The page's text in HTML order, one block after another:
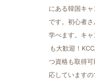
にある韓国キャ
です。初心者さ
学べます。キ
も大歓迎！
つ資格も取得
応していますの